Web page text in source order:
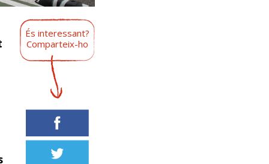
És interessant?
Comparteix-ho